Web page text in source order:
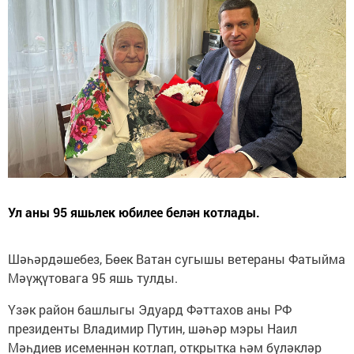
Ул аны 95 яшьлек юбилее белән котлады.
Шәһәрдәшебез, Бөек Ватан сугышы ветераны Фатыйма
Мәүҗүтовага 95 яшь тулды.
Үзәк район башлыгы Эдуард Фәттахов аны РФ
президенты Владимир Путин, шәһәр мэры Наил
Мәһдиев исеменнән котлап, открытка һәм бүләкләр